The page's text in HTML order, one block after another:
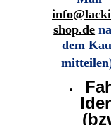
shop.de
dem